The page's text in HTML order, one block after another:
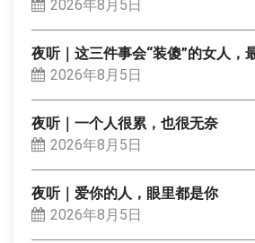
2026年8月5日
夜听｜这三件事会“装傻”的女人，
2026年8月5日
夜听｜一个人很累，也很无奈
2026年8月5日
夜听｜爱你的人，眼里都是你
2026年8月5日